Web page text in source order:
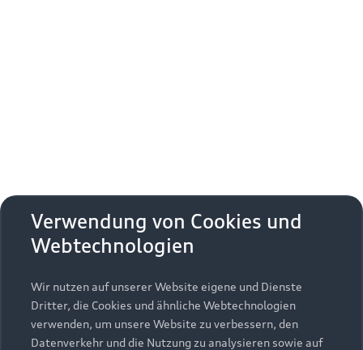
Zurück nach oben
Modelle
Alle Modelle
Modelle vergleichen
Kaufen & leasen
Neuwagensuche
Service & Zubehör
Verwendung von Cookies und
Webtechnologien
Wir nutzen auf unserer Website eigene und Dienste
Dritter, die Cookies und ähnliche Webtechnologien
verwenden, um unsere Website zu verbessern, den
Datenverkehr und die Nutzung zu analysieren sowie auf